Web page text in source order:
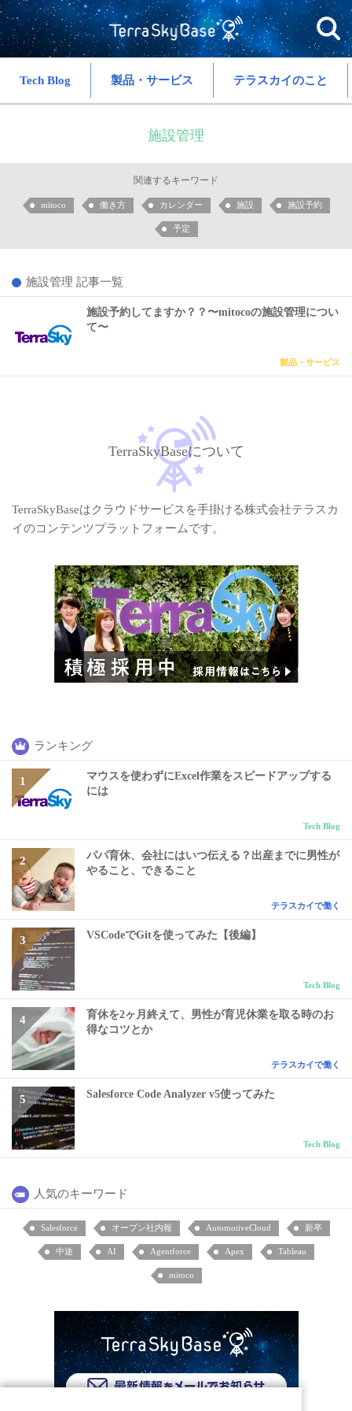
Tech Blog 製品・サービス テラスカイのこと
施設管理
関連するキーワード
mitoco 働き方 カレンダー 施設 施設予約
予定
施設管理 記事一覧
施設予約してますか？？〜mitocoの施設管理につい
て〜
製品・サービス
TerraSkyBaseについて
TerraSkyBaseはクラウドサービスを手掛ける株式会社テラスカ
イのコンテンツプラットフォームです。
ランキング
マウスを使わずにExcel作業をスピードアップする
には
Tech Blog
パパ育休、会社にはいつ伝える？出産までに男性が
やること、できること
テラスカイで働く
VSCodeでGitを使ってみた【後編】
Tech Blog
育休を2ヶ月終えて、男性が育児休業を取る時のお
得なコツとか
テラスカイで働く
Salesforce Code Analyzer v5使ってみた
Tech Blog
人気のキーワード
Salesforce オープン社内報 AutomotiveCloud 新卒
中途 AI Agentforce Apex Tableau
mitoco